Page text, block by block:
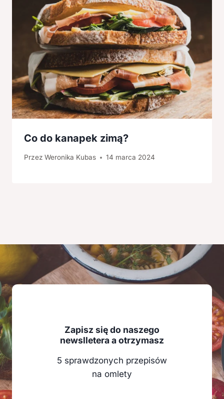
Co do kanapek zimą?
Przez Weronika Kubas 14 marca 2024
Zapisz się do naszego
newslletera a otrzymasz
5 sprawdzonych przepisów
na omlety